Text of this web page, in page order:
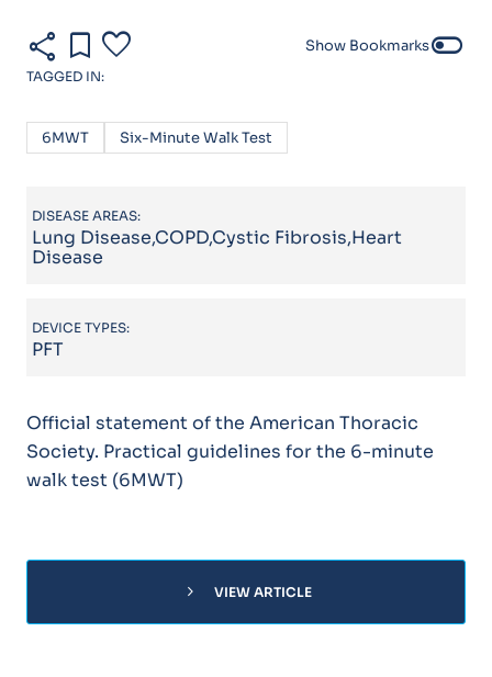
share bookmark favorite Show Bookmarkstoggle_off
TAGGED IN:
6MWT Six-Minute Walk Test
DISEASE AREAS:
Lung Disease,COPD,Cystic Fibrosis,Heart
Disease
DEVICE TYPES:
PFT
Official statement of the American Thoracic
Society. Practical guidelines for the 6-minute
walk test (6MWT)
chevron_right VIEW ARTICLE